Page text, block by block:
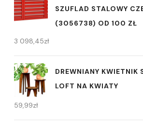
SZUFLAD STALOWY
(3056738) OD 100 ZŁ
3 098,45zł
DREWNIANY KWIETNIK
LOFT NA KWIATY
59,99zł